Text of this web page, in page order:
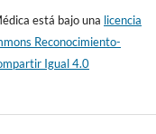
está bajo una licencia
Reconocimiento-
Igual 4.0